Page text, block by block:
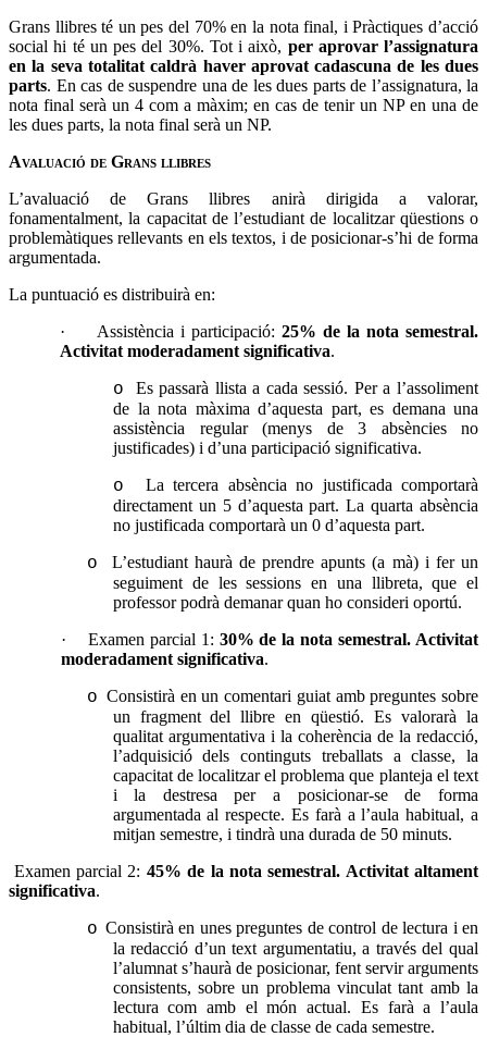
Grans llibres té un pes del 70% en la nota final, i Pràctiques d’acció
social hi té un pes del 30%. Tot i això, per aprovar l’assignatura
en la seva totalitat caldrà haver aprovat cadascuna de les dues
parts. En cas de suspendre una de les dues parts de l’assignatura, la
nota final serà un 4 com a màxim; en cas de tenir un NP en una de
les dues parts, la nota final serà un NP.
Avaluació de Grans llibres
L’avaluació de Grans llibres anirà dirigida a valorar,
fonamentalment, la capacitat de l’estudiant de localitzar qüestions o
problemàtiques rellevants en els textos, i de posicionar-s’hi de forma
argumentada.
La puntuació es distribuirà en:
·
Assistència i participació: 25% de la nota semestral.
Activitat moderadament significativa.
o
Es passarà llista a cada sessió. Per a l’assoliment
de la nota màxima d’aquesta part, es demana una
assistència regular (menys de 3 absències no
justificades) i d’una participació significativa.
o
La tercera absència no justificada comportarà
directament un 5 d’aquesta part. La quarta absència
no justificada comportarà un 0 d’aquesta part.
o
L’estudiant haurà de prendre apunts (a mà) i fer un
seguiment de les sessions en una llibreta, que el
professor podrà demanar quan ho consideri oportú.
·
Examen parcial 1 : 30% de la nota semestral. Activitat
moderadament significativa.
o Consistirà en un comentari guiat amb preguntes sobre
un fragment del llibre en qüestió. Es valorarà la
qualitat argumentativa i la coherència de la redacció,
l’adquisició dels continguts treballats a classe, la
capacitat de localitzar el problema que planteja el text
i la destresa per a posicionar-se de forma
argumentada al respecte. Es farà a l’aula habitual, a
mitjan semestre, i tindrà una durada de 50 minuts.
Examen parcial 2: 45% de la nota semestral. Activitat altament
significativa.
o Consistirà en unes preguntes de control de lectura i en
la redacció d’un text argumentatiu, a través del qual
l’alumnat s’haurà de posicionar, fent servir arguments
consistents, sobre un problema vinculat tant amb la
lectura com amb el món actual. Es farà a l’aula
habitual, l’últim dia de classe de cada semestre.